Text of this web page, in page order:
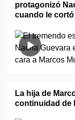
protagonizó
cuando le
La hija de
continuidad de